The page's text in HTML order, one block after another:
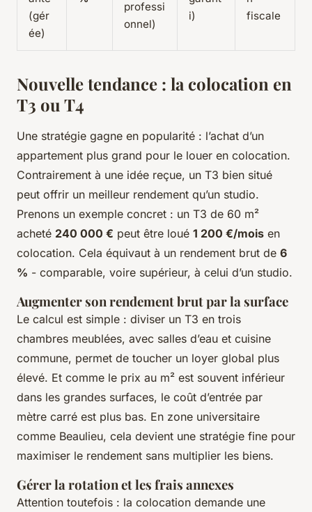
(gér
ée)
professi
onnel)
i)
fiscale
Nouvelle tendance : la colocation en
T3 ou T4
Une stratégie gagne en popularité : l’achat d’un
appartement plus grand pour le louer en colocation.
Contrairement à une idée reçue, un T3 bien situé
peut offrir un meilleur rendement qu’un studio.
Prenons un exemple concret : un T3 de 60 m²
acheté 240 000 € peut être loué 1 200 €/mois en
colocation. Cela équivaut à un rendement brut de 6
% - comparable, voire supérieur, à celui d’un studio.
Augmenter son rendement brut par la surface
Le calcul est simple : diviser un T3 en trois
chambres meublées, avec salles d’eau et cuisine
commune, permet de toucher un loyer global plus
élevé. Et comme le prix au m² est souvent inférieur
dans les grandes surfaces, le coût d’entrée par
mètre carré est plus bas. En zone universitaire
comme Beaulieu, cela devient une stratégie fine pour
maximiser le rendement sans multiplier les biens.
Gérer la rotation et les frais annexes
Attention toutefois : la colocation demande une